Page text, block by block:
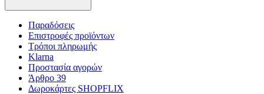
Παραδόσεις
Επιστροφές προϊόντων
Τρόποι πληρωμής
Klarna
Προστασία αγορών
Άρθρο 39
Δωροκάρτες SHOPFLIX